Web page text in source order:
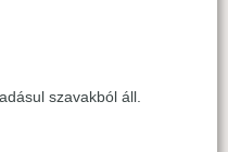
szavakból áll.